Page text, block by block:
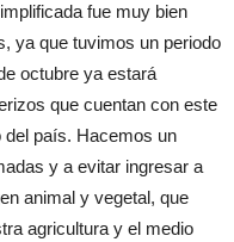
fue muy bien
ya que tuvimos un periodo
octubre ya estará
que cuentan con este
del país. Hacemos un
y a evitar ingresar a
animal y vegetal, que
agricultura y el medio